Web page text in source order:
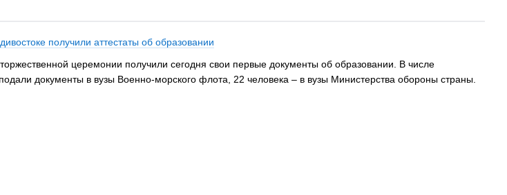
получили аттестаты об образовании
церемонии получили сегодня свои первые документы об образовании. В числе
документы в вузы Военно-морского флота, 22 человека – в вузы Министерства обороны страны.